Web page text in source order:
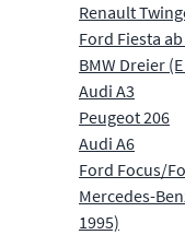
Renault
Ford Fiesta
BMW Dreier
Audi A3
Peugeot 206
Audi A6
Ford Focus/
Mercedes-
1995)